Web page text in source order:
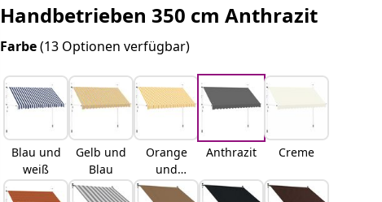
Handbetrieben 350 cm Anthrazit
Farbe(13 Optionen verfügbar)
Blau und
weiß
Gelb und
Blau
Orange
und
Weiß
Anthrazit Creme